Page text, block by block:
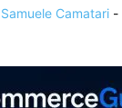
Samuele Camatari -